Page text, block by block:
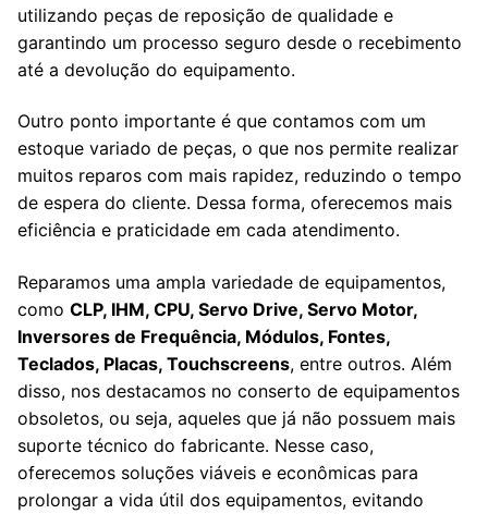
utilizando peças de reposição de qualidade e
garantindo um processo seguro desde o recebimento
até a devolução do equipamento.
Outro ponto importante é que contamos com um
estoque variado de peças, o que nos permite realizar
muitos reparos com mais rapidez, reduzindo o tempo
de espera do cliente. Dessa forma, oferecemos mais
eficiência e praticidade em cada atendimento.
Reparamos uma ampla variedade de equipamentos,
como CLP, IHM, CPU, Servo Drive, Servo Motor,
Inversores de Frequência, Módulos, Fontes,
Teclados, Placas, Touchscreens, entre outros. Além
disso, nos destacamos no conserto de equipamentos
obsoletos, ou seja, aqueles que já não possuem mais
suporte técnico do fabricante. Nesse caso,
oferecemos soluções viáveis e econômicas para
prolongar a vida útil dos equipamentos, evitando